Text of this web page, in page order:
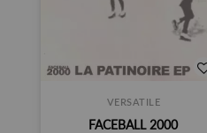
VERSATILE
FACEBALL 2000